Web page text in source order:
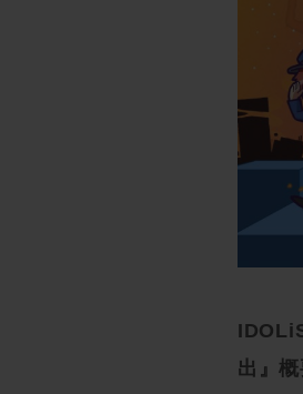
出』